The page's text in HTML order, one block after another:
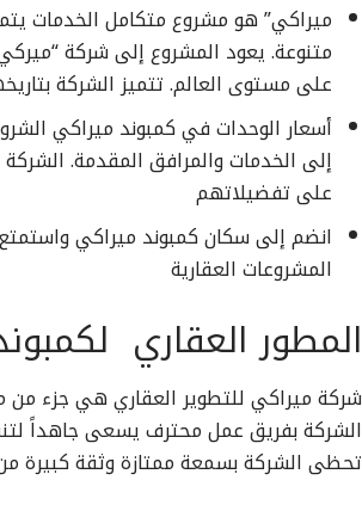
ميراكي” هو مشروع متكامل الخدمات
متنوعة. يعود المشروع إلى شركة
على مستوى العالم. تتميز الشركة
أسعار الوحدات في كمبوند ميراكي
إلى الخدمات والمرافق المقدمة. الشركة
على تفضيلاتهم
انضم إلى سكان كمبوند ميراكي
المشروعات العقارية
المطور العقاري
شركة ميراكي للتطوير العقاري هي جزء من
الشركة بفريق عمل محترف يسعى جاهداً
تحظى الشركة بسمعة ممتازة وثقة كبيرة